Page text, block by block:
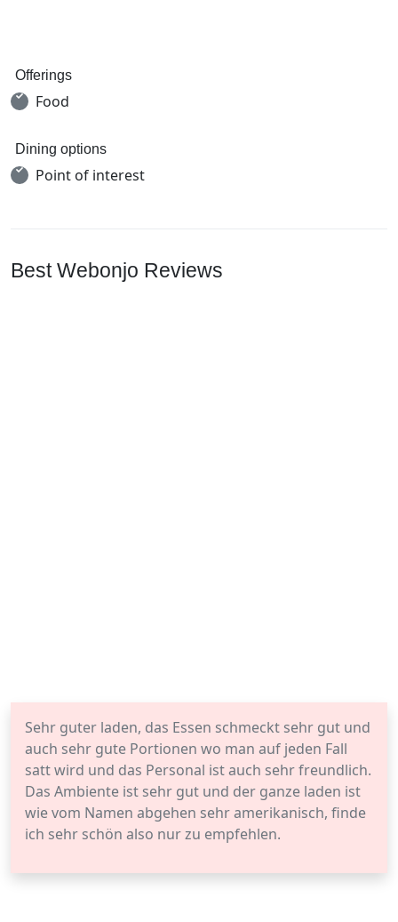
Offerings
Food
Dining options
Point of interest
Best Webonjo Reviews
Sehr guter laden, das Essen schmeckt sehr gut und
auch sehr gute Portionen wo man auf jeden Fall
satt wird und das Personal ist auch sehr freundlich.
Das Ambiente ist sehr gut und der ganze laden ist
wie vom Namen abgehen sehr amerikanisch, finde
ich sehr schön also nur zu empfehlen.